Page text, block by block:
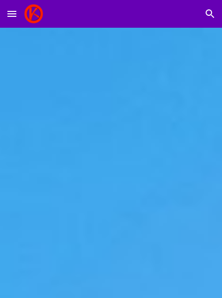
Skip to main content Skip to navigation